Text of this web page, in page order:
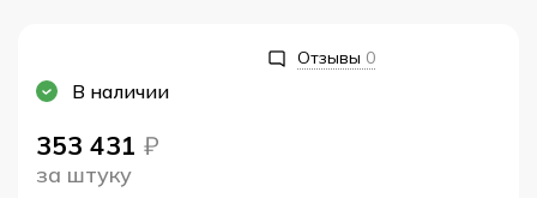
Отзывы 0
В наличии
353 431 ₽
за штуку